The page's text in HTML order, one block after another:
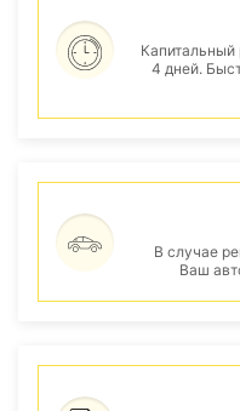
Капитальный
4 дней.
В случае
Ваш